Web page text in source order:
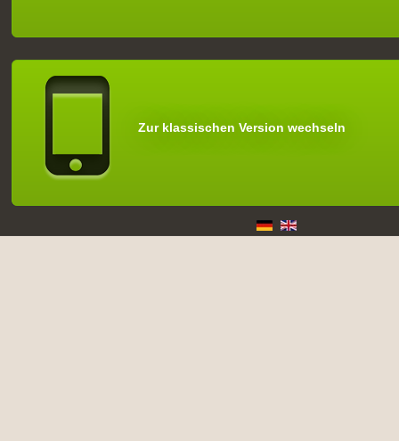
Zur klassischen Version wechseln